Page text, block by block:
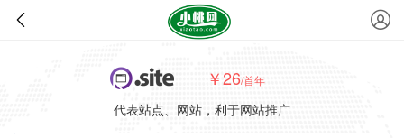
￥26/首年
代表站点、网站，利于网站推广